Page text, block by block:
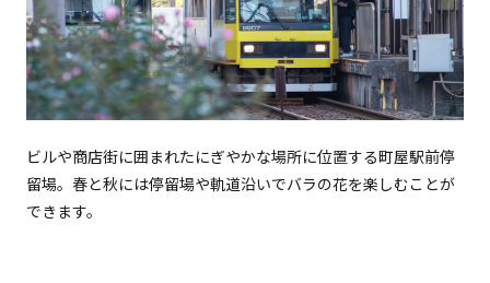
ビルや商店街に囲まれたにぎやかな場所に位置する町屋駅前停
留場。春と秋には停留場や軌道沿いでバラの花を楽しむことが
できます。